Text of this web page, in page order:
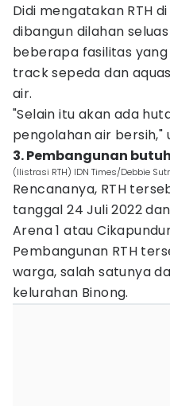
Didi mengatakan RTH
dibangun dilahan
beberapa fasilitas
track sepeda dan
air.
"Selain itu akan ada
pengolahan air bersih,"
3. Pembangunan
(Ilistrasi RTH) IDN Times/Debbie
Rencananya, RTH
tanggal 24 Juli 2022
Arena 1 atau
Pembangunan RTH
warga, salah satunya
kelurahan Binong.